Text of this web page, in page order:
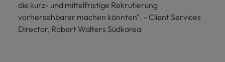
die kurz- und mittelfristige Rekrutierung
vorhersehbarer machen könnten". - Client Services
Director, Robert Walters Südkorea